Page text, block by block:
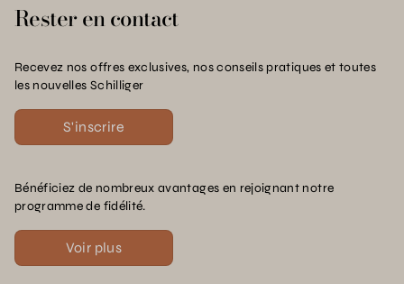
Rester en contact
Recevez nos offres exclusives, nos conseils pratiques et toutes
les nouvelles Schilliger
S'inscrire
Bénéficiez de nombreux avantages en rejoignant notre
programme de fidélité.
Voir plus